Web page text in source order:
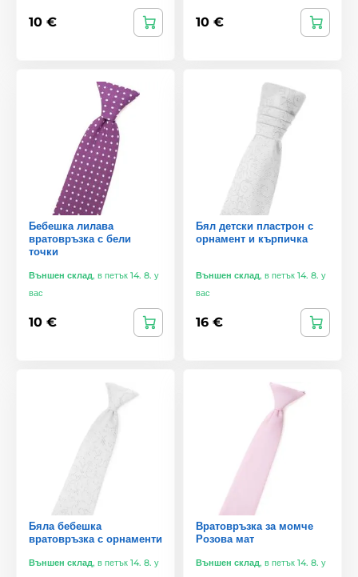
10 € 10 €
Бебешка лилава
вратовръзка с бели
точки
Външен склад, в петък 14. 8. у
вас
10 €
Бял детски пластрон с
орнамент и кърпичка
Външен склад, в петък 14. 8. у
вас
16 €
Бяла бебешка
вратовръзка с орнаменти
Външен склад, в петък 14. 8. у
Вратовръзка за момче
Розова мат
Външен склад, в петък 14. 8. у